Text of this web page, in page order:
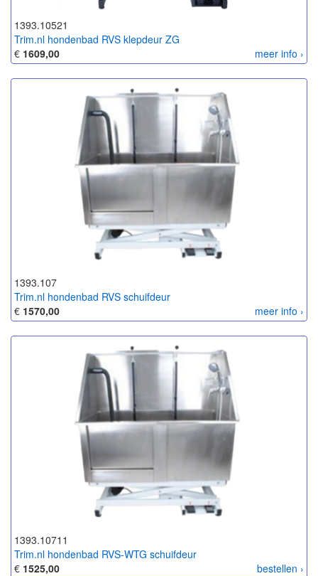
1393.10521
Trim.nl hondenbad RVS klepdeur ZG
meer info ›
€ 1609,00
1393.107
Trim.nl hondenbad RVS schuifdeur
meer info ›
€ 1570,00
1393.10711
Trim.nl hondenbad RVS-WTG schuifdeur
bestellen ›
€ 1525,00